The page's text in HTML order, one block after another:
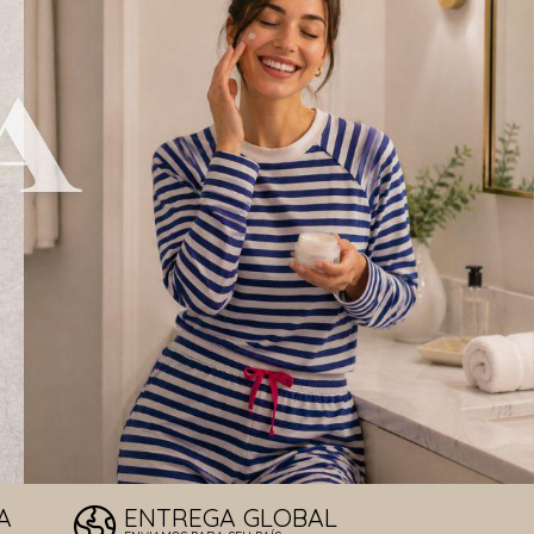
DE SOL
ENTREGA GLOBAL